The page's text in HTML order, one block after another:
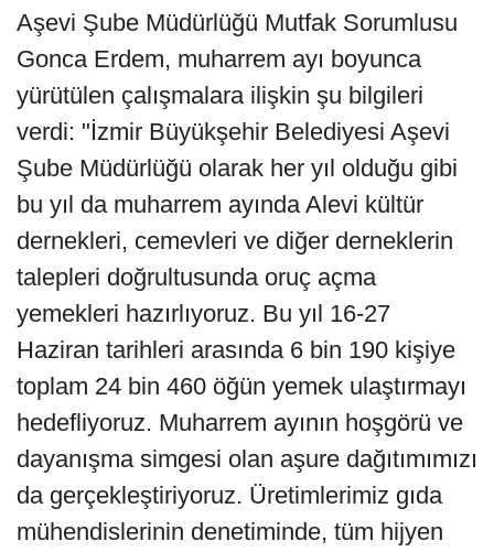
Aşevi Şube Müdürlüğü Mutfak Sorumlusu
Gonca Erdem, muharrem ayı boyunca
yürütülen çalışmalara ilişkin şu bilgileri
verdi: "İzmir Büyükşehir Belediyesi Aşevi
Şube Müdürlüğü olarak her yıl olduğu gibi
bu yıl da muharrem ayında Alevi kültür
dernekleri, cemevleri ve diğer derneklerin
talepleri doğrultusunda oruç açma
yemekleri hazırlıyoruz. Bu yıl 16-27
Haziran tarihleri arasında 6 bin 190 kişiye
toplam 24 bin 460 öğün yemek ulaştırmayı
hedefliyoruz. Muharrem ayının hoşgörü ve
dayanışma simgesi olan aşure dağıtımımızı
da gerçekleştiriyoruz. Üretimlerimiz gıda
mühendislerinin denetiminde, tüm hijyen